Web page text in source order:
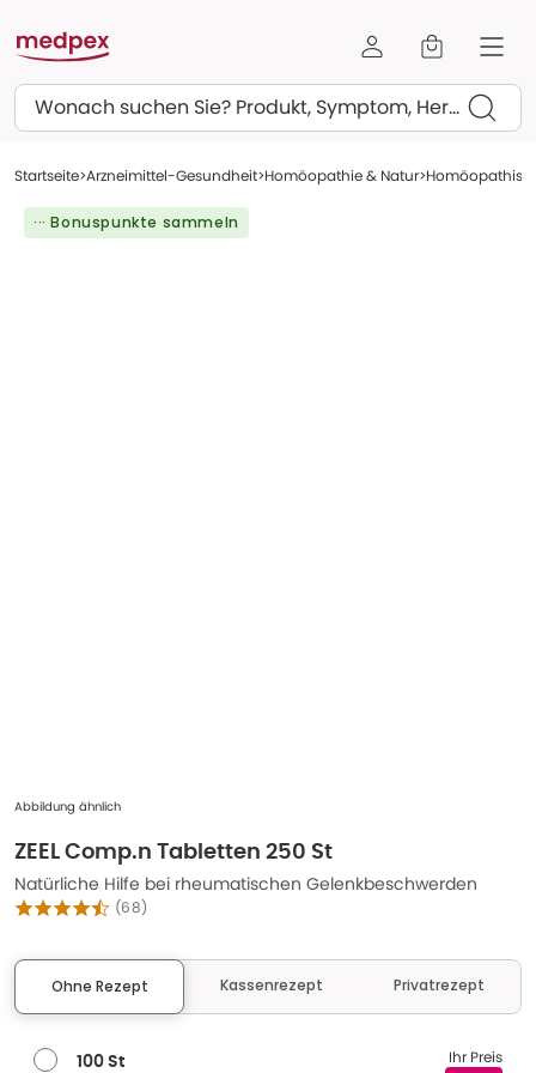
Suchen
Startseite Arzneimittel-Gesundheit Homöopathie & Natur
··· Bonuspunkte sammeln
Abbildung ähnlich
ZEEL Comp.n Tabletten 250 St
Natürliche Hilfe bei rheumatischen Gelenkbeschwerden
(68)
Ohne Rezept Kassenrezept Privatrezept
100 St Ihr Preis